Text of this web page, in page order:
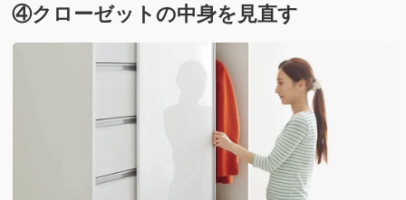
④クローゼットの中身を見直す